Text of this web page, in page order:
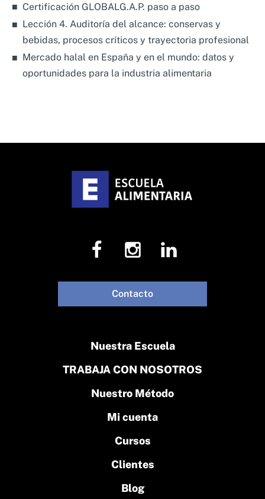
Certificación GLOBALG.A.P. paso a paso
Lección 4. Auditoría del alcance: conservas y
bebidas, procesos críticos y trayectoria profesional
Mercado halal en España y en el mundo: datos y
oportunidades para la industria alimentaria
Nuestra Escuela
TRABAJA CON NOSOTROS
Nuestro Método
Mi cuenta
Cursos
Clientes
Blog
Contacto